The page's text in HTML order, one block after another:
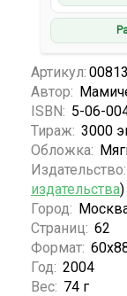
Артикул:
Автор:
ISBN: 5-06-
Тираж: 3000
Обложка:
Издательство:
издательства)
Город:
Страниц: 62
Формат:
Год: 2004
Вес: 74 г